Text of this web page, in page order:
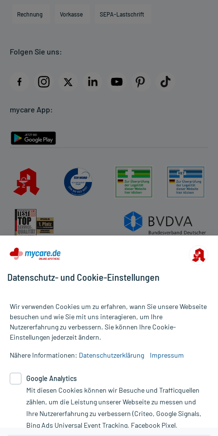
Direktabrechnung PKV
AGB
Datenschutz
Rückgabe/Widerruf
Rechnung Vorkasse SEPA-Lastschrift
Folgen Sie uns:
mycare App:
Alle Preise gelten inkl. MwSt., ggf. zzgl. Versandkosten
Informationen auf dieser Website werden ausschließlich für
die Untersuchung und Behandlung durch einen Arzt. Bitte
Therapien eingeleitet werden können. | Diese Webseite benutzt
Google Analytics. Lesen Sie bitte dazu die wichtigen Hinweise in
unserer Datenschutzerklärung. Für den Widerruf einer Bestellung
nutzen Sie das Formular:
Datenschutz- und Cookie-Einstellungen
Wir verwenden Cookies um zu erfahren, wann Sie unsere Webseite
besuchen und wie Sie mit uns interagieren, um Ihre
Nutzererfahrung zu verbessern. Sie können Ihre Cookie-
Einstellungen jederzeit ändern.
Nähere Informationen: Datenschutzerklärung Impressum
Google Analytics
Mit diesen Cookies können wir Besuche und Trafficquellen
zählen, um die Leistung unserer Webseite zu messen und
Ihre Nutzererfahrung zu verbessern (Criteo, Google Signals,
Bing Ads Universal Event Tracking, Facebook Pixel,